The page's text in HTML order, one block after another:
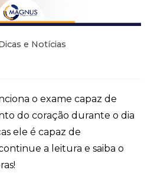
e Notícias
o exame capaz de
do coração durante o dia
ele é capaz de
a leitura e saiba o